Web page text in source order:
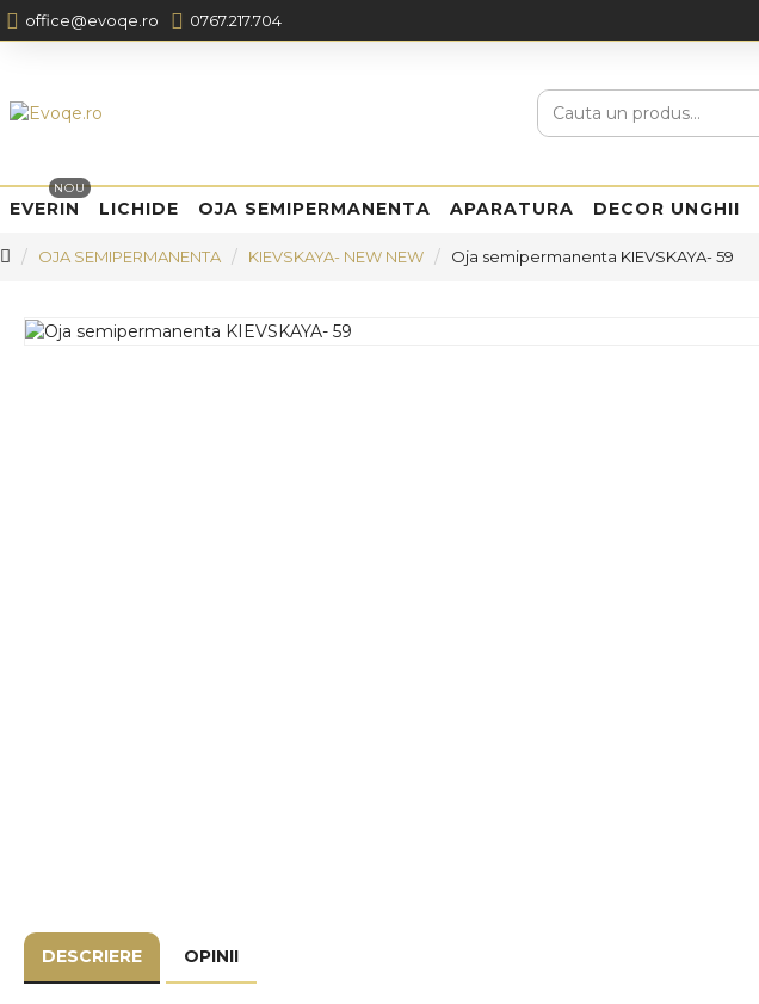
office@evoqe.ro 0767.217.704
EVERIN
NOU
LICHIDE OJA SEMIPERMANENTA APARATURA DECOR UNGHII
OJA SEMIPERMANENTA KIEVSKAYA- NEW NEW Oja semipermanenta KIEVSKAYA- 59
DESCRIERE OPINII